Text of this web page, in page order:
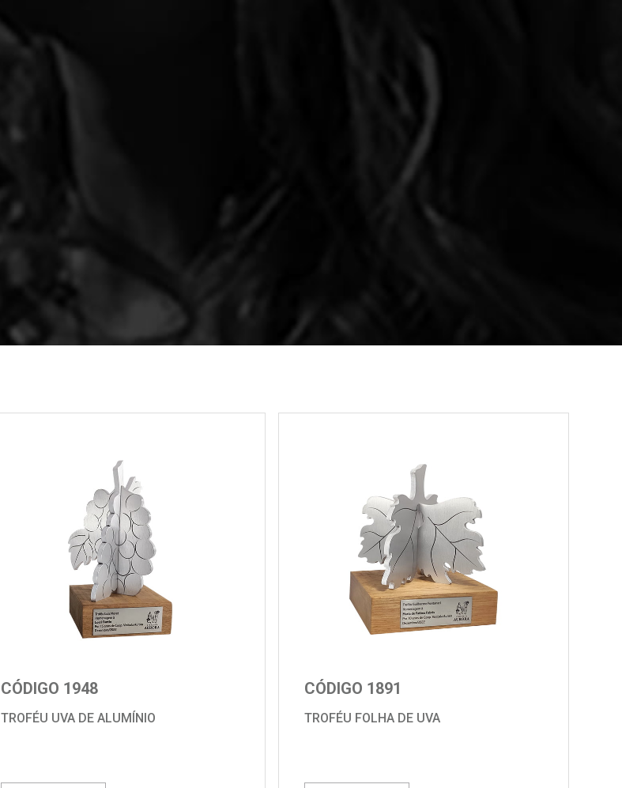
CÓDIGO 1948
TROFÉU UVA DE ALUMÍNIO
CÓDIGO 1891
TROFÉU FOLHA DE UVA